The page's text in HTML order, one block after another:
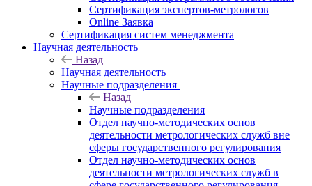
Сертификация экспертов-метрологов
Online Заявка
Сертификация систем менеджмента
Научная деятельность
Назад
Научная деятельность
Научные подразделения
Назад
Научные подразделения
Отдел научно-методических основ
деятельности метрологических служб вне
сферы государственного регулирования
Отдел научно-методических основ
деятельности метрологических служб в